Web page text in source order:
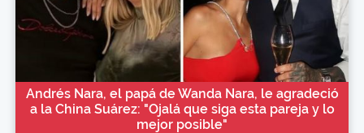
Andrés Nara, el papá de Wanda Nara, le agradeció
a la China Suárez: "Ojalá que siga esta pareja y lo
mejor posible"